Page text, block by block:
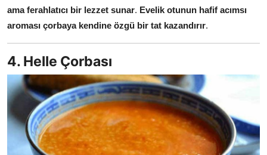
ama ferahlatıcı bir lezzet sunar. Evelik otunun hafif acımsı
aroması çorbaya kendine özgü bir tat kazandırır.
4. Helle Çorbası